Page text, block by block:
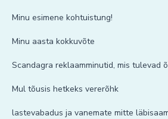
Minu esimene kohtuistung!
Minu aasta kokkuvõte
Scandagra reklaamminutid, mis tulevad
Mul tõusis hetkeks vererõhk
lastevabadus ja vanemate mitte